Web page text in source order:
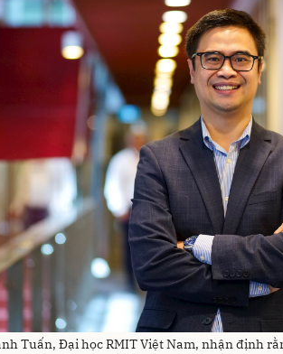
Tuấn, Đại học RMIT Việt Nam, nhận định